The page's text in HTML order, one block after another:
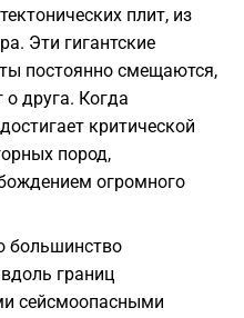
плит, из
Эти гигантские
постоянно смещаются,
о друга. Когда
критической
пород,
огромного
большинство
границ
сейсмоопасными